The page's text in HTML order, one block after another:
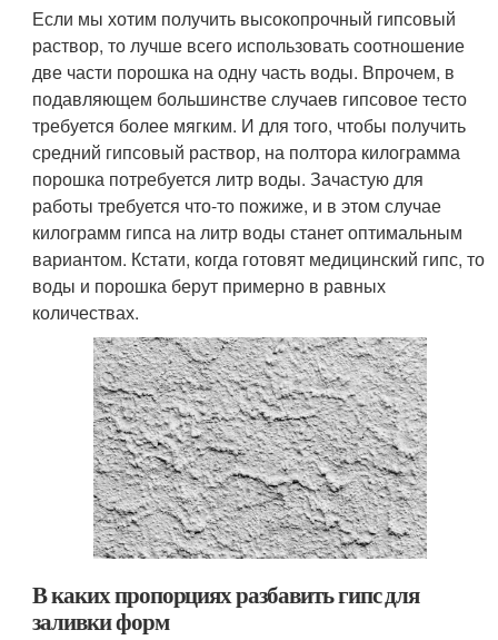
Если мы хотим получить высокопрочный гипсовый
раствор, то лучше всего использовать соотношение
две части порошка на одну часть воды. Впрочем, в
подавляющем большинстве случаев гипсовое тесто
требуется более мягким. И для того, чтобы получить
средний гипсовый раствор, на полтора килограмма
порошка потребуется литр воды. Зачастую для
работы требуется что-то пожиже, и в этом случае
килограмм гипса на литр воды станет оптимальным
вариантом. Кстати, когда готовят медицинский гипс, то
воды и порошка берут примерно в равных
количествах.
В каких пропорциях разбавить гипс для
заливки форм